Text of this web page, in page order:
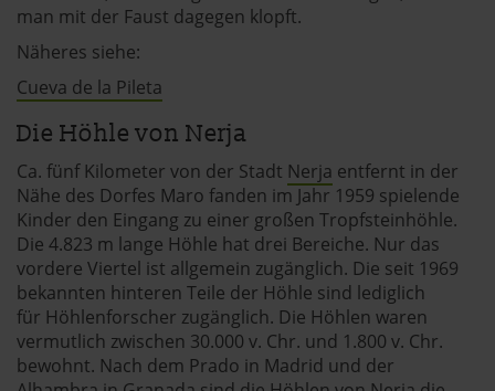
man mit der Faust dagegen klopft.
Näheres siehe:
Cueva de la Pileta
Die Höhle von Nerja
Ca. fünf Kilometer von der Stadt Nerja entfernt in der
Nähe des Dorfes Maro fanden im Jahr 1959 spielende
Kinder den Eingang zu einer großen Tropfsteinhöhle.
Die 4.823 m lange Höhle hat drei Bereiche. Nur das
vordere Viertel ist allgemein zugänglich. Die seit 1969
bekannten hinteren Teile der Höhle sind lediglich
für Höhlenforscher zugänglich. Die Höhlen waren
vermutlich zwischen 30.000 v. Chr. und 1.800 v. Chr.
bewohnt. Nach dem Prado in Madrid und der